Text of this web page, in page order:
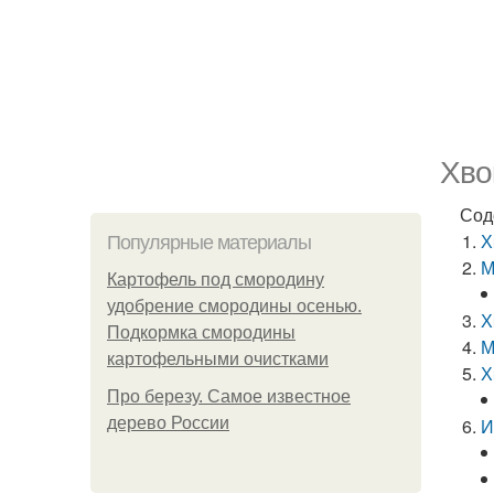
Популярные материалы
Картофель под смородину
удобрение смородины осенью.
Подкормка смородины
картофельными очистками
Про березу. Самое известное
дерево России